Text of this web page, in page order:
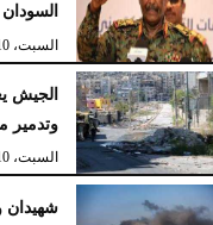
السبت، 10 يناير 2026
الجيش
وتدمير
السبت، 10 يناير 2026
شهيدان